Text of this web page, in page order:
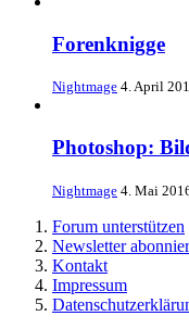
Forenknigge
Nightmage 4. April
Photoshop:
Nightmage 4. Mai
Forum unterstützen
Newsletter
Kontakt
Impressum